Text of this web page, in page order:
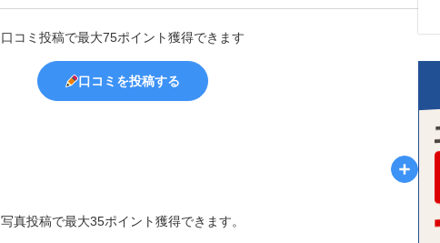
口コミ投稿で最大75ポイント獲得できます
口コミを投稿する
写真投稿で最大35ポイント獲得できます。